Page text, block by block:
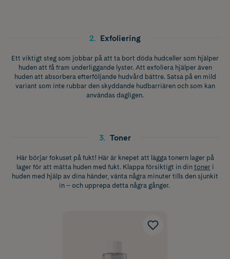
2. Exfoliering
Ett viktigt steg som jobbar på att ta bort döda hudceller som hjälper
huden att få fram underliggande lyster. Att exfoliera hjälper även
huden att absorbera efterföljande hudvård bättre. Satsa på en mild
variant som inte rubbar den skyddande hudbarriären och som kan
användas dagligen.
3. Toner
Här börjar fokuset på fukt! Här är knepet att lägga tonern lager på
lager för att mätta huden med fukt. Klappa försiktigt in din toneri
huden med hjälp av dina händer, vänta några minuter tills den sjunkit
in – och upprepa detta några gånger.